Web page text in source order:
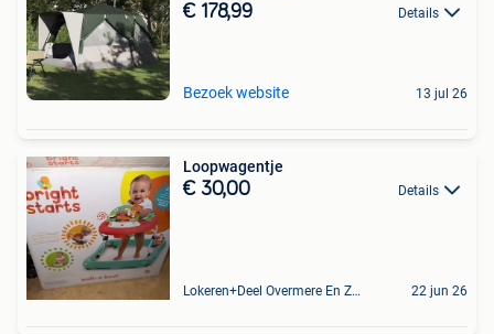
€ 178,99 Details
Bezoek website 13 jul 26
Loopwagentje
€ 30,00 Details
Lokeren+Deel Overmere En Zele 22 jun 26